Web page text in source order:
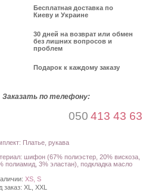
Бесплатная доставка по
Киеву и Украине
30 дней на возврат или обмен
без лишних вопросов и
проблем
Подарок к каждому заказу
Заказать по телефону:
050 413 43 63
Платье, рукава
шифон (67% полиэстер, 20% вискоза,
полиамид, 3% эластан), подкладка масло
XS, S
заказ: XL, XXL